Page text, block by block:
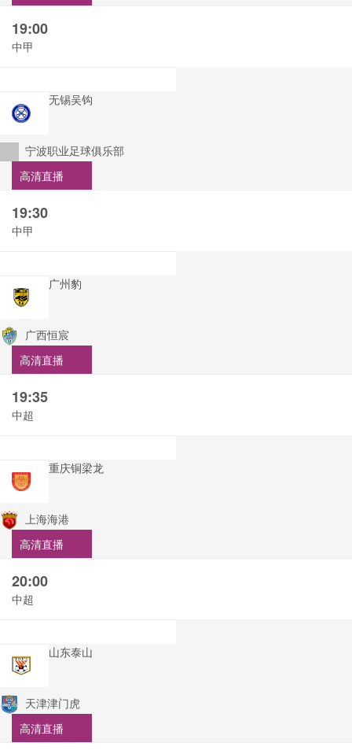
19:00
中甲
无锡吴钩
宁波职业足球俱乐部
高清直播
19:30
中甲
广州豹
广西恒宸
高清直播
19:35
中超
重庆铜梁龙
上海海港
高清直播
20:00
中超
山东泰山
天津津门虎
高清直播